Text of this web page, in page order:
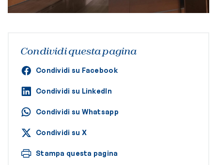
Condividi questa pagina
Condividi su Facebook
Condividi su LinkedIn
Condividi su Whatsapp
Condividi su X
Stampa questa pagina